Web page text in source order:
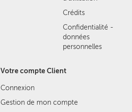
Crédits
Confidentialité -
données
personnelles
Votre compte Client
Connexion
Gestion de mon compte